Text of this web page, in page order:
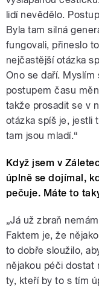
lidí nevědělo.
Byla tam silná
fungovali, přineslo
nejčastější otázka
Ono se daří.
postupem času
takže prosadit se v
otázka spíš je, jestli
tam jsou mladí.“
Když jsem v
úplně se dojímal,
pečuje. Máte to
„Já už zbraň
Faktem je, že
to dobře sloužilo,
nějakou péči dostat
ty, kteří by to s tím